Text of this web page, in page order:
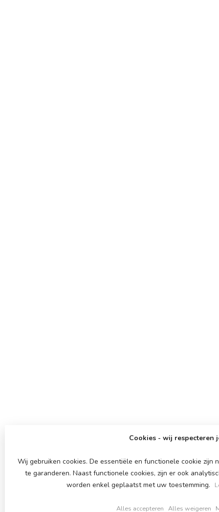
Cookies - wij respecteren
Wij gebruiken cookies. De essentiële en functionele cookie zijn
te garanderen. Naast functionele cookies, zijn er ook
worden enkel geplaatst met uw toestemming.
Alles accepteren Alles weigeren